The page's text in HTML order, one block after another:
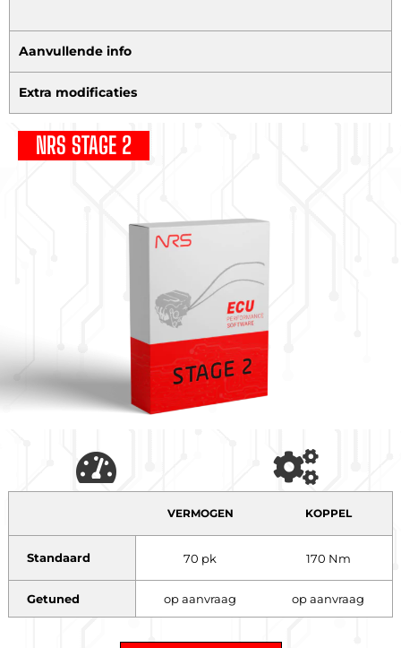
Aanvullende info
Extra modificaties
NRS STAGE 2
VERMOGEN KOPPEL
Standaard 70 pk 170 Nm
Getuned op aanvraag op aanvraag